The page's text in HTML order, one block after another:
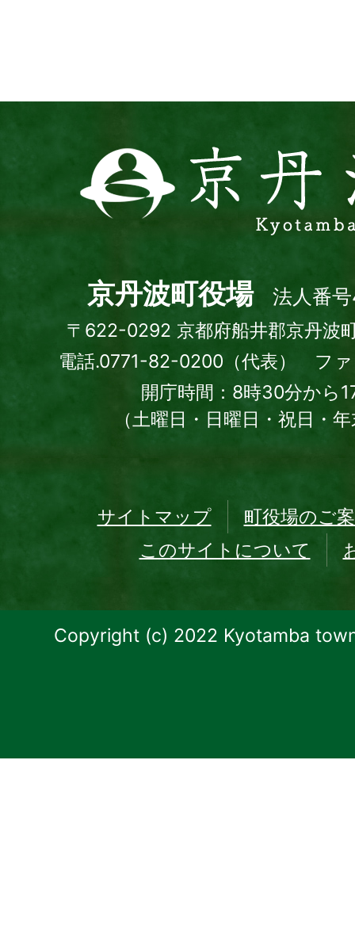
丹
波
town
京丹波町役場 法人番
〒622-0292 京都府船井郡京丹波
電話.0771-82-0200（代表） フ
開庁時間：8時30分から
（土曜日・日曜日・祝日・
サイトマップ
町役場のご
このサイトについて
Copyright (c) 2022 Kyotamba